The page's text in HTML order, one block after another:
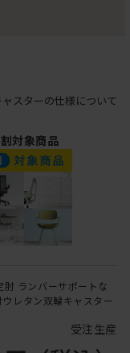
ャスターの仕様について
対象商品
ランバーサポートな
レタン双輪キャスター
受注生産